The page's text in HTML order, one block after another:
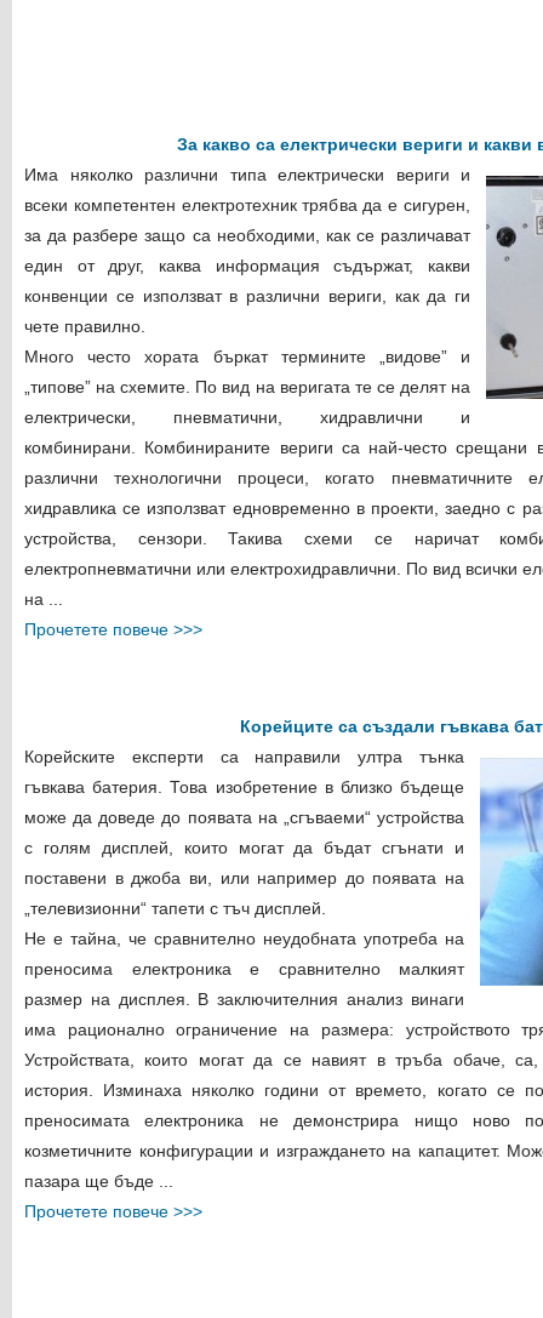
За какво са електрически вериги и какви
Има няколко различни типа електрически вериги и
всеки компетентен електротехник трябва да е сигурен,
за да разбере защо са необходими, как се различават
един от друг, каква информация съдържат, какви
конвенции се използват в различни вериги, как да ги
чете правилно.
Много често хората бъркат термините „видове” и
„типове” на схемите. По вид на веригата те се делят на
електрически, пневматични, хидравлични и
комбинирани. Комбинираните вериги са най-често срещани
различни технологични процеси, когато пневматичните
хидравлика се използват едновременно в проекти, заедно с
устройства, сензори. Такива схеми се наричат
електропневматични или електрохидравлични. По вид всички
на ...
Прочетете повече >>>
Корейците са създали гъвкава
Корейските експерти са направили ултра тънка
гъвкава батерия. Това изобретение в близко бъдеще
може да доведе до появата на „сгъваеми“ устройства
с голям дисплей, които могат да бъдат сгънати и
поставени в джоба ви, или например до появата на
„телевизионни“ тапети с тъч дисплей.
Не е тайна, че сравнително неудобната употреба на
преносима електроника е сравнително малкият
размер на дисплея. В заключителния анализ винаги
има рационално ограничение на размера: устройството
Устройствата, които могат да се навият в тръба обаче,
история. Изминаха няколко години от времето, когато се
преносимата електроника не демонстрира нищо ново
козметичните конфигурации и изграждането на капацитет.
пазара ще бъде ...
Прочетете повече >>>